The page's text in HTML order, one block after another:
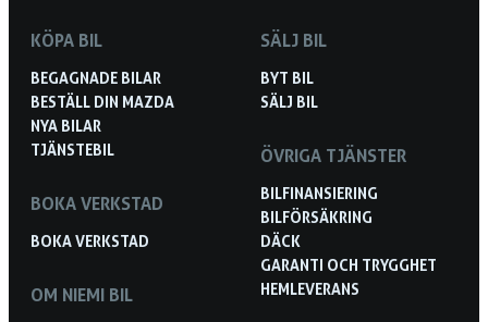
KÖPA BIL
BEGAGNADE BILAR
BESTÄLL DIN MAZDA
NYA BILAR
TJÄNSTEBIL
BOKA VERKSTAD
BOKA VERKSTAD
OM NIEMI BIL
SÄLJ BIL
BYT BIL
SÄLJ BIL
ÖVRIGA TJÄNSTER
BILFINANSIERING
BILFÖRSÄKRING
DÄCK
GARANTI OCH TRYGGHET
HEMLEVERANS